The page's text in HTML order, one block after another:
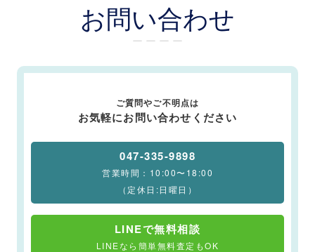
お問い合わせ
ー ー ー ー
ご質問やご不明点は
お気軽にお問い合わせください
047-335-9898
営業時間：10:00〜18:00
（定休日:日曜日）
LINEで無料相談
LINEなら簡単無料査定もOK